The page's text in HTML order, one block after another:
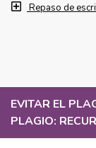
EVITAR EL
PLAGIO:
Repaso de